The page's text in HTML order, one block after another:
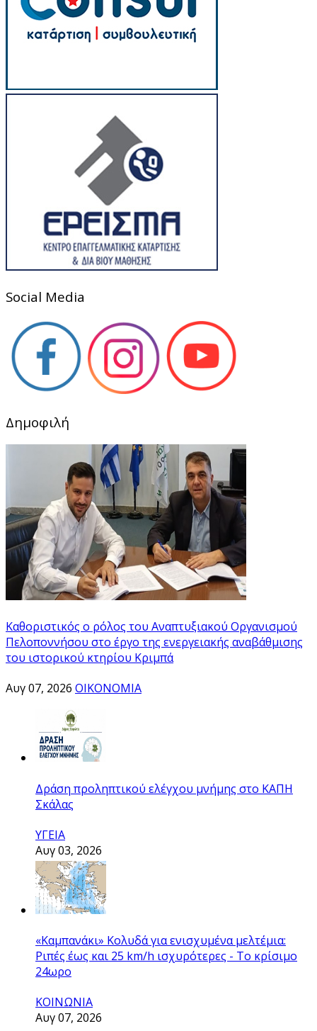
Social Media
Δημοφιλή
Καθοριστικός ο ρόλος του Αναπτυξιακού Οργανισμού
Πελοποννήσου στο έργο της ενεργειακής αναβάθμισης
του ιστορικού κτηρίου Κριμπά
Αυγ 07, 2026 ΟΙΚΟΝΟΜΙΑ
Δράση προληπτικού ελέγχου μνήμης στο ΚΑΠΗ
Σκάλας
ΥΓΕΙΑ
Αυγ 03, 2026
«Καμπανάκι» Κολυδά για ενισχυμένα μελτέμια:
Ριπές έως και 25 km/h ισχυρότερες - Το κρίσιμο
24ωρο
ΚΟΙΝΩΝΙΑ
Αυγ 07, 2026